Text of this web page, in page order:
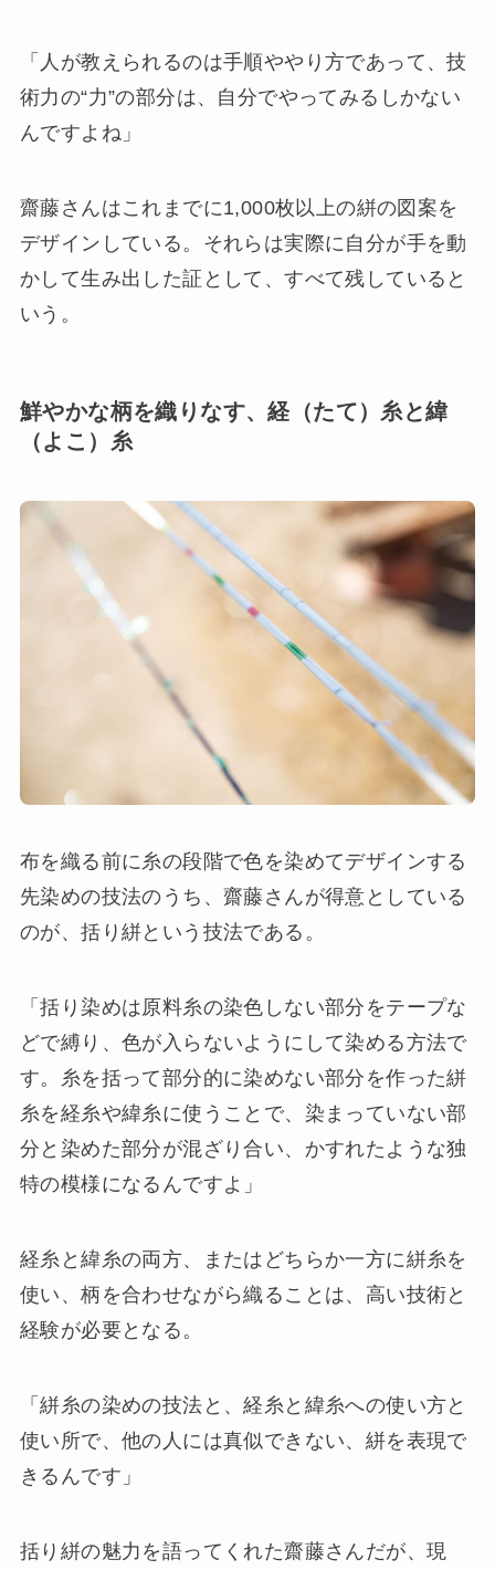
「人が教えられるのは手順ややり方であって、技
術力の“力”の部分は、自分でやってみるしかない
んですよね」
齋藤さんはこれまでに1,000枚以上の絣の図案を
デザインしている。それらは実際に自分が手を動
かして生み出した証として、すべて残していると
いう。
鮮やかな柄を織りなす、経（たて）糸と緯
（よこ）糸
布を織る前に糸の段階で色を染めてデザインする
先染めの技法のうち、齋藤さんが得意としている
のが、括り絣という技法である。
「括り染めは原料糸の染色しない部分をテープな
どで縛り、色が入らないようにして染める方法で
す。糸を括って部分的に染めない部分を作った絣
糸を経糸や緯糸に使うことで、染まっていない部
分と染めた部分が混ざり合い、かすれたような独
特の模様になるんですよ」
経糸と緯糸の両方、またはどちらか一方に絣糸を
使い、柄を合わせながら織ることは、高い技術と
経験が必要となる。
「絣糸の染めの技法と、経糸と緯糸への使い方と
使い所で、他の人には真似できない、絣を表現で
きるんです」
括り絣の魅力を語ってくれた齋藤さんだが、現